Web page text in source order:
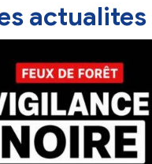
actualites